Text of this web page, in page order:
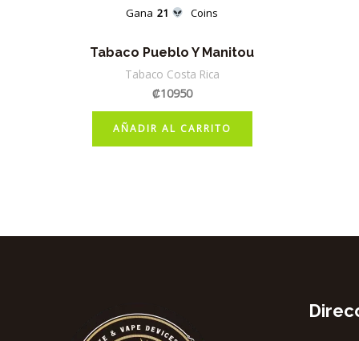
Gana 21 Coins
Tabaco Pueblo Y Manitou
Tabaco Costa Rica
₡10950
AÑADIR AL CARRITO